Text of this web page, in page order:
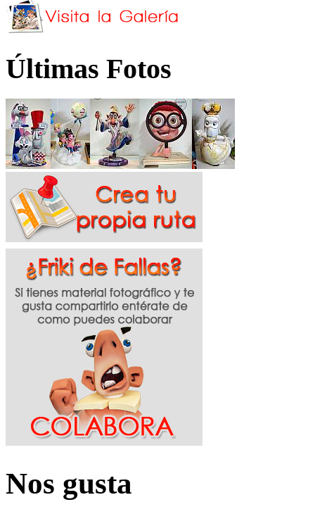
Últimas Fotos
Nos gusta